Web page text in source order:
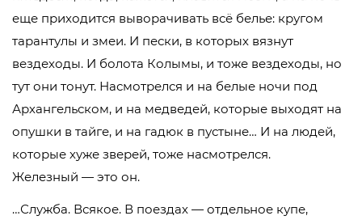
еще приходится выворачивать всё белье: кругом
тарантулы и змеи. И пески, в которых вязнут
вездеходы. И болота Колымы, и тоже вездеходы, но
тут они тонут. Насмотрелся и на белые ночи под
Архангельском, и на медведей, которые выходят на
опушки в тайге, и на гадюк в пустыне… И на людей,
которые хуже зверей, тоже насмотрелся.
Железный — это он.
…Служба. Всякое. В поездах — отдельное купе,